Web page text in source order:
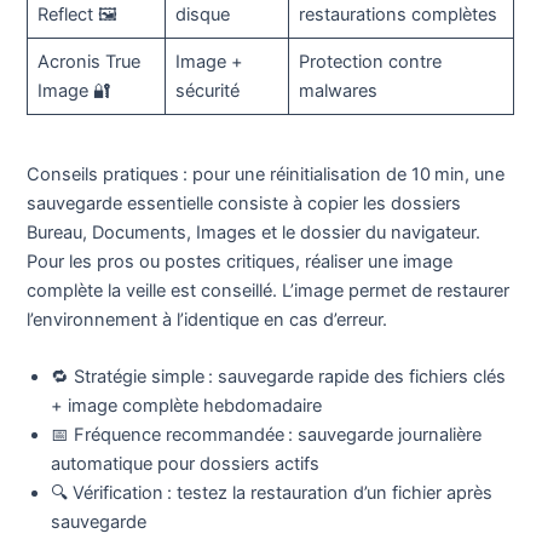
Reflect 🖼️ disque restaurations complètes
Acronis True
Image 🔐
Image +
sécurité
Protection contre
malwares
Conseils pratiques : pour une réinitialisation de 10 min, une
sauvegarde essentielle consiste à copier les dossiers
Bureau, Documents, Images et le dossier du navigateur.
Pour les pros ou postes critiques, réaliser une image
complète la veille est conseillé. L’image permet de restaurer
l’environnement à l’identique en cas d’erreur.
🔁 Stratégie simple : sauvegarde rapide des fichiers clés
+ image complète hebdomadaire
📅 Fréquence recommandée : sauvegarde journalière
automatique pour dossiers actifs
🔍 Vérification : testez la restauration d’un fichier après
sauvegarde